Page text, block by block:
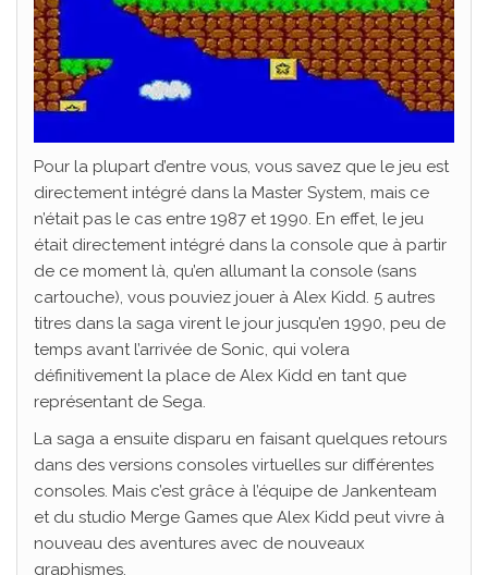
Pour la plupart d’entre vous, vous savez que le jeu est
directement intégré dans la Master System, mais ce
n’était pas le cas entre 1987 et 1990. En effet, le jeu
était directement intégré dans la console que à partir
de ce moment là, qu’en allumant la console (sans
cartouche), vous pouviez jouer à Alex Kidd. 5 autres
titres dans la saga virent le jour jusqu’en 1990, peu de
temps avant l’arrivée de Sonic, qui volera
définitivement la place de Alex Kidd en tant que
représentant de Sega.
La saga a ensuite disparu en faisant quelques retours
dans des versions consoles virtuelles sur différentes
consoles. Mais c’est grâce à l’équipe de Jankenteam
et du studio Merge Games que Alex Kidd peut vivre à
nouveau des aventures avec de nouveaux
graphismes.